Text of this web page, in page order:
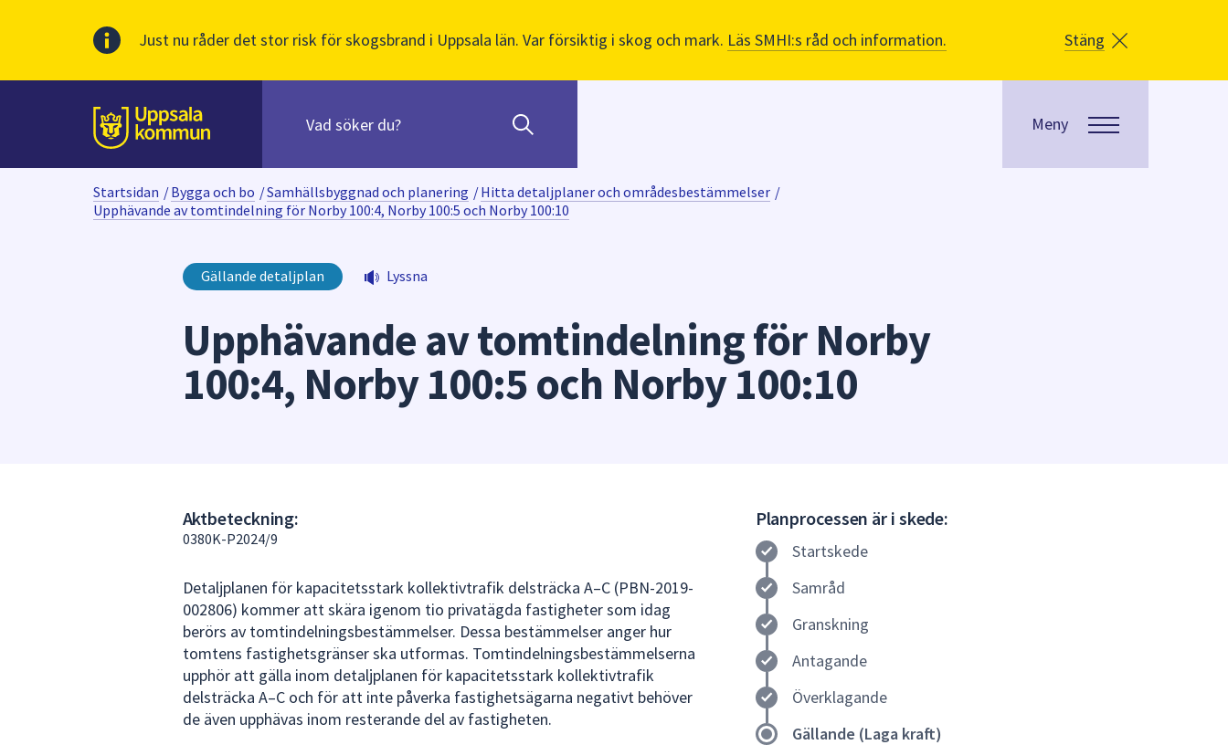
Just nu råder det stor risk för skogsbrand i Uppsala län. Var försiktig i skog och mark. Läs SMHI:s råd och information. Stäng
Till sidans
huvudinnehåll
innehåll
När
du
skriva
i
kommer
sökförslag
att
presenteras
att
navigera
sökförslagen
och
enter
för
att
välja
något
Meny
Startsidan /Bygga och bo /Samhällsbyggnad och planering /Hitta detaljplaner och områdesbestämmelser /
Upphävande av tomtindelning för Norby 100:4, Norby 100:5 och Norby 100:10
Gällande detaljplan Lyssna
Upphävande av tomtindelning för Norby
100:4, Norby 100:5 och Norby 100:10
Aktbeteckning:
0380K-P2024/9
Detaljplanen för kapacitetsstark kollektivtrafik delsträcka A–C (PBN-2019-
002806) kommer att skära igenom tio privatägda fastigheter som idag
berörs av tomtindelningsbestämmelser. Dessa bestämmelser anger hur
tomtens fastighetsgränser ska utformas. Tomtindelningsbestämmelserna
upphör att gälla inom detaljplanen för kapacitetsstark kollektivtrafik
delsträcka A–C och för att inte påverka fastighetsägarna negativt behöver
de även upphävas inom resterande del av fastigheten.
Planprocessen är i skede:
Startskede
Samråd
Granskning
Antagande
Överklagande
Gällande (Laga kraft)